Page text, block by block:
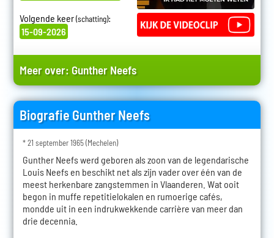
Volgende keer(schatting):
15-09-2026
Meer over: Gunther Neefs
Biografie Gunther Neefs
* 21 september 1965 (Mechelen)
Gunther Neefs werd geboren als zoon van de legendarische
Louis Neefs en beschikt net als zijn vader over één van de
meest herkenbare zangstemmen in Vlaanderen. Wat ooit
begon in muffe repetitielokalen en rumoerige cafés,
mondde uit in een indrukwekkende carrière van meer dan
drie decennia.